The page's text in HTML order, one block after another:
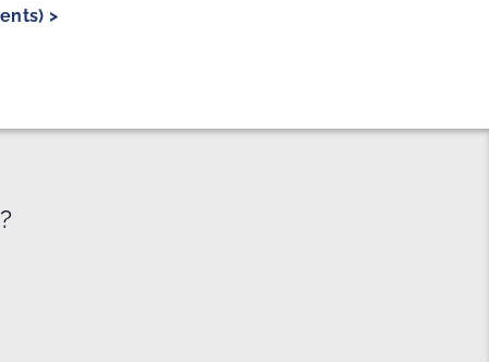
>